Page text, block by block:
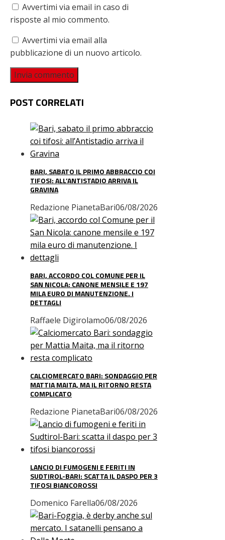
Avvertimi via email in caso di
risposte al mio commento.
Avvertimi via email alla
pubblicazione di un nuovo articolo.
POST CORRELATI
BARI, SABATO IL PRIMO ABBRACCIO COI
TIFOSI: ALL’ANTISTADIO ARRIVA IL
GRAVINA
Redazione PianetaBari06/08/2026
BARI, ACCORDO COL COMUNE PER IL
SAN NICOLA: CANONE MENSILE E 197
MILA EURO DI MANUTENZIONE. I
DETTAGLI
Raffaele Digirolamo06/08/2026
CALCIOMERCATO BARI: SONDAGGIO PER
MATTIA MAITA, MA IL RITORNO RESTA
COMPLICATO
Redazione PianetaBari06/08/2026
LANCIO DI FUMOGENI E FERITI IN
SUDTIROL-BARI: SCATTA IL DASPO PER 3
TIFOSI BIANCOROSSI
Domenico Farella06/08/2026